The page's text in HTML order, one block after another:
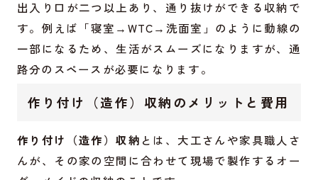
出入り口が二つ以上あり、通り抜けができる収納で
す。例えば「寝室→WTC→洗面室」のように動線の
一部になるため、生活がスムーズになりますが、通
路分のスペースが必要になります。
作り付け（造作）収納のメリットと費用
作り付け（造作）収納 とは、大工さんや家具職人さ
んが、その家の空間に合わせて現場で製作するオー